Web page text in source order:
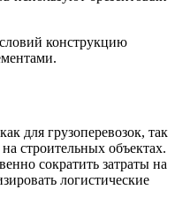
конструкцию
для грузоперевозок, так
строительных объектах.
сократить затраты на
логистические